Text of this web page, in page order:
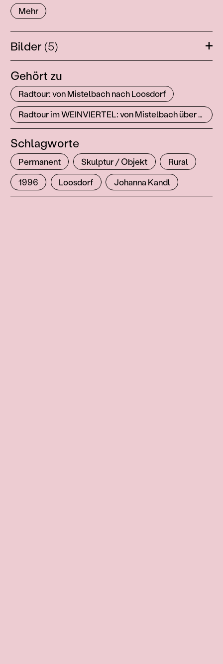
Mehr
Bilder (5)
Gehört zu
Radtour: von Mistelbach nach Loosdorf
Radtour im WEINVIERTEL: von Mistelbach über Lanzendorf nach Paasdorf und Loosdorf
Schlagworte
Permanent Skulptur / Objekt
Rural
1996
Loosdorf Johanna Kandl